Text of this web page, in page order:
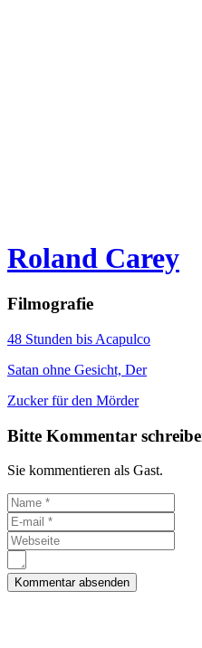
Roland Carey
Filmografie
48 Stunden bis Acapulco
Satan ohne Gesicht, Der
Zucker für den Mörder
Bitte Kommentar
Sie kommentieren als Gast.